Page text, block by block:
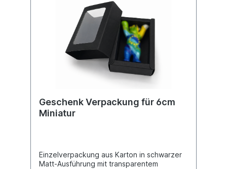
Geschenk Verpackung für 6cm
Miniatur
Einzelverpackung aus Karton in schwarzer
Matt-Ausführung mit transparentem